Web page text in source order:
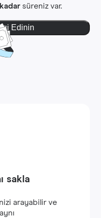
süreniz var.
Edinin
sakla
arayabilir ve